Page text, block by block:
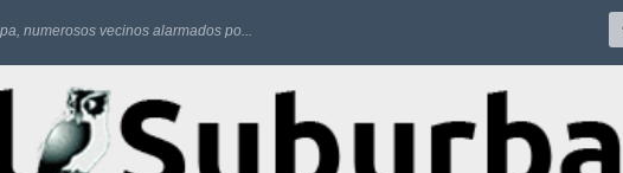
numerosos vecinos alarmados po...